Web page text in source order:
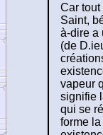
Car
Saint,
à-dire a
(de
vapeur
signifie
qui se
forme